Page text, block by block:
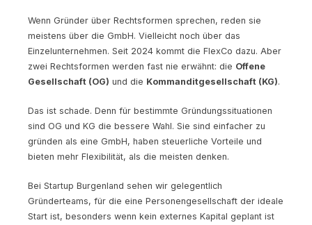
Wenn Gründer über Rechtsformen sprechen, reden sie
meistens über die GmbH. Vielleicht noch über das
Einzelunternehmen. Seit 2024 kommt die FlexCo dazu. Aber
zwei Rechtsformen werden fast nie erwähnt: die Offene
Gesellschaft (OG) und die Kommanditgesellschaft (KG).
Das ist schade. Denn für bestimmte Gründungssituationen
sind OG und KG die bessere Wahl. Sie sind einfacher zu
gründen als eine GmbH, haben steuerliche Vorteile und
bieten mehr Flexibilität, als die meisten denken.
Bei Startup Burgenland sehen wir gelegentlich
Gründerteams, für die eine Personengesellschaft der ideale
Start ist, besonders wenn kein externes Kapital geplant ist